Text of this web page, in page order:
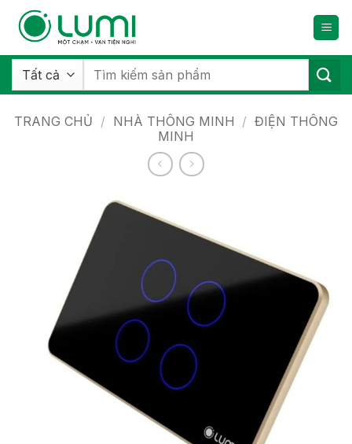
qua
dung
Tìm
TRANG CHỦ / NHÀ THÔNG MINH / ĐIỆN THÔNG
MINH